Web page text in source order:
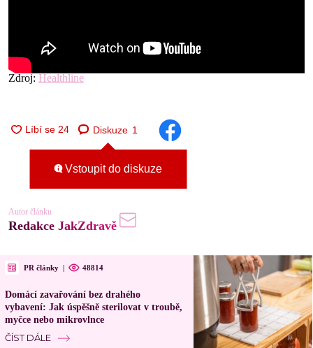
Zdroj: Healthline
Diskuze 1
Vstoupit do diskuze
Autor článku
Redakce JakZdravě
PR články | 48814
Domácí zavařování bez drahého
vybavení: Jak úspěšně sterilovat v troubě,
myčce nebo mikrovlnce
ČÍST DÁLE